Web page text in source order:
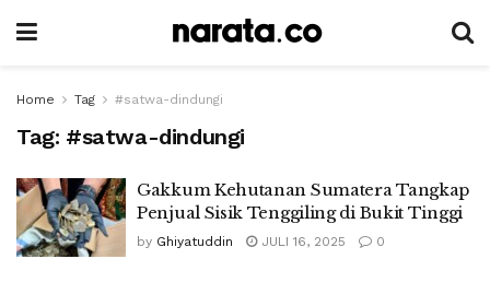
Home Tag #satwa-dindungi
Tag: #satwa-dindungi
Gakkum Kehutanan Sumatera Tangkap
Penjual Sisik Tenggiling di Bukit Tinggi
by Ghiyatuddin JULI 16, 2025 0